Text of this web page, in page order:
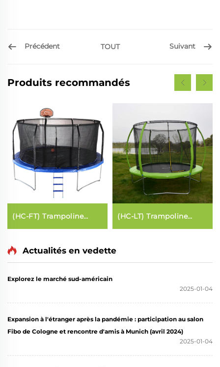
Précédent TOUT Suivant
Produits recommandés
(HC-FT) Trampoline
(style fibre de verre)
(HC-LT) Trampoline
(style lanterne en fibre
Actualités en vedette
Explorez le marché sud-américain
2025-01-04
Expansion à l'étranger après la pandémie : participation au salon
Fibo de Cologne et rencontre d'amis à Munich (avril 2024)
2025-01-04